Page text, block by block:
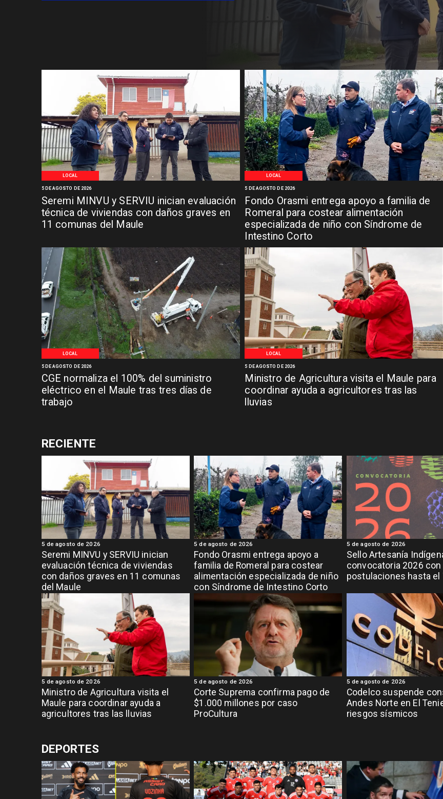
LOCAL
Seremi MINVU y SERVIU inician evaluación
técnica de viviendas con daños graves en
11 comunas del Maule
5 DE AGOSTO DE 2026
LOCAL
Fondo Orasmi entrega apoyo a familia de
Romeral para costear alimentación
especializada de niño con Síndrome de
Intestino Corto
5 DE AGOSTO DE 2026
LOCAL
CGE normaliza el 100% del suministro
eléctrico en el Maule tras tres días de
trabajo
5 DE AGOSTO DE 2026
LOCAL
Ministro de Agricultura visita el Maule para
coordinar ayuda a agricultores tras las
lluvias
5 DE AGOSTO DE 2026
RECIENTE
Seremi MINVU y SERVIU inician
evaluación técnica de viviendas
con daños graves en 11 comunas
del Maule
5 de agosto de 2026
Fondo Orasmi entrega apoyo a
familia de Romeral para costear
alimentación especializada de niño
con Síndrome de Intestino Corto
5 de agosto de 2026
Sello Artesanía
convocatoria 2026 con
postulaciones hasta el
5 de agosto de 2026
Ministro de Agricultura visita el
Maule para coordinar ayuda a
agricultores tras las lluvias
5 de agosto de 2026
Corte Suprema confirma pago de
$1.000 millones por caso
ProCultura
5 de agosto de 2026
Codelco suspende
Andes Norte en El
riesgos sísmicos
5 de agosto de 2026
DEPORTES